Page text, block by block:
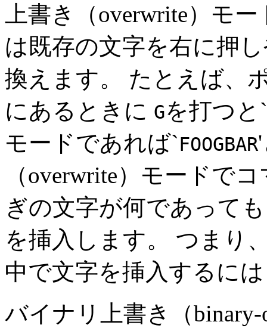
上書き（overwrite）モ
は既存の文字を右に押
換えます。 たとえば、
にあるときに Gを打つと`
モードであれば`FOOGBAR
（overwrite）モードで
ぎの文字が何であって
を挿入します。 つまり
中で文字を挿入するに
バイナリ上書き（